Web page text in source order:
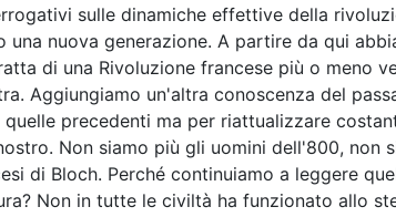
sulle dinamiche effettive della
una nuova generazione. A partire da qui
di una Rivoluzione francese più o meno
Aggiungiamo un'altra conoscenza del
quelle precedenti ma per riattualizzare
Non siamo più gli uomini dell'800, non
di Bloch. Perché continuiamo a leggere
Non in tutte le civiltà ha funzionato allo